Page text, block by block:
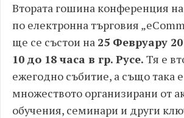
Втората гошина конференция
по електронна търговия
ще се състои на 25 Февруару
10 до 18 часа в гр. Русе. Тя е
ежегодно събитие, а също така е
множеството организирани от
обучения, семинари и други